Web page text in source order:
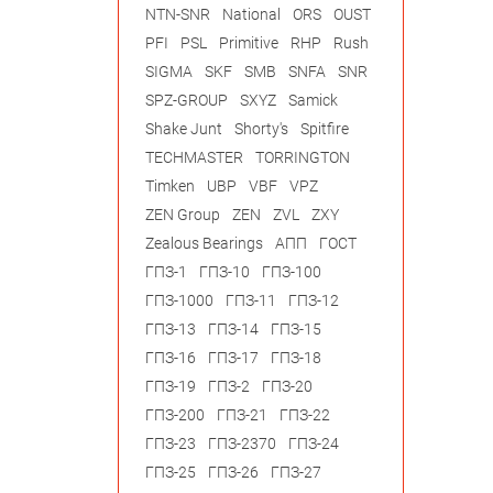
NTN-SNR
National ORS
OUST
PFI
PSL Primitive RHP
Rush
SIGMA
SKF SMB SNFA
SNR
SPZ-GROUP
SXYZ
Samick
Shake Junt
Shorty's
Spitfire
TECHMASTER
TORRINGTON
Timken
UBP VBF
VPZ
ZEN Group
ZEN ZVL
ZXY
Zealous Bearings
АПП
ГОСТ
ГПЗ-1
ГПЗ-10
ГПЗ-100
ГПЗ-1000
ГПЗ-11
ГПЗ-12
ГПЗ-13
ГПЗ-14
ГПЗ-15
ГПЗ-16
ГПЗ-17
ГПЗ-18
ГПЗ-19
ГПЗ-2
ГПЗ-20
ГПЗ-200
ГПЗ-21
ГПЗ-22
ГПЗ-23
ГПЗ-2370
ГПЗ-24
ГПЗ-25
ГПЗ-26
ГПЗ-27